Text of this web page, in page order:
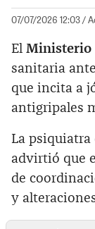
07/07/2026 12:03/
El Ministerio
sanitaria
que incita a
antigripales
La psiquiatra
advirtió que
de
y